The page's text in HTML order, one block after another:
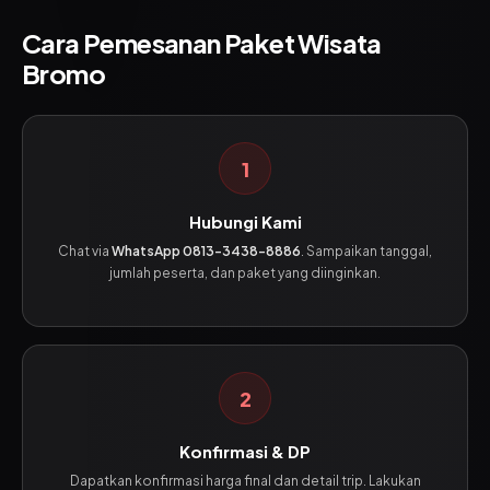
Cara Pemesanan Paket Wisata
Bromo
1
Hubungi Kami
Chat via WhatsApp 0813-3438-8886. Sampaikan tanggal,
jumlah peserta, dan paket yang diinginkan.
2
Konfirmasi & DP
Dapatkan konfirmasi harga final dan detail trip. Lakukan